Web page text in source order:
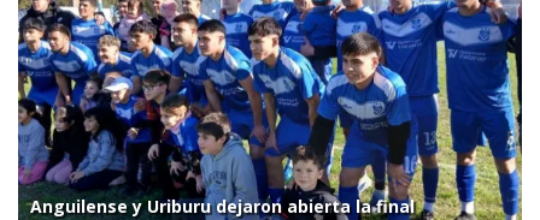
Anguilense y Uriburu dejaron abierta la final